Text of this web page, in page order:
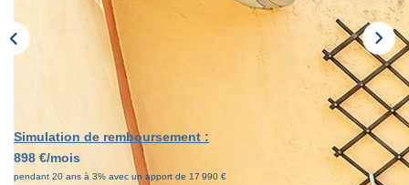
Simulation de remboursement :
898 €/mois
pendant 20 ans à 3% avec un apport de 17 990 €